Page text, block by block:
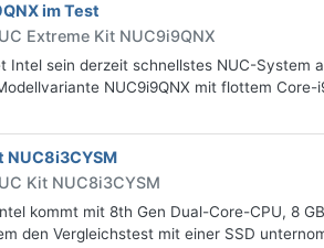
im Test
Extreme Kit NUC9i9QNX
Intel sein derzeit schnellstes NUC-System
NUC9i9QNX mit flottem Core-
NUC8i3CYSM
Kit NUC8i3CYSM
kommt mit 8th Gen Dual-Core-CPU, 8
den Vergleichstest mit einer SSD